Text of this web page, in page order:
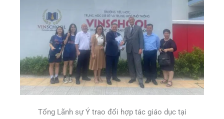
Tổng Lãnh sự Ý trao đổi hợp tác giáo dục tại